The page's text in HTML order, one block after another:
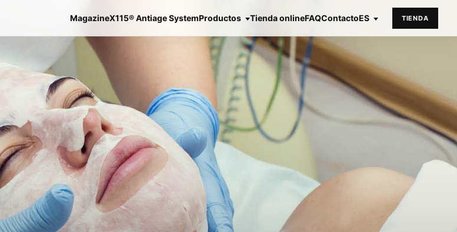
MagazineX115® Antiage SystemProductos Tienda onlineFAQContactoES TIENDA